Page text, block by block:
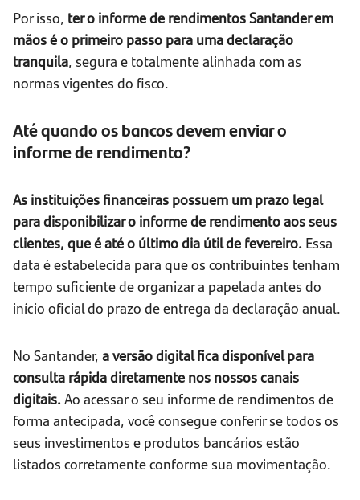
Por isso, ter o informe de rendimentos Santander em
mãos é o primeiro passo para uma declaração
tranquila, segura e totalmente alinhada com as
normas vigentes do fisco.
Até quando os bancos devem enviar o
informe de rendimento?
As instituições financeiras possuem um prazo legal
para disponibilizar o informe de rendimento aos seus
clientes, que é até o último dia útil de fevereiro. Essa
data é estabelecida para que os contribuintes tenham
tempo suficiente de organizar a papelada antes do
início oficial do prazo de entrega da declaração anual.
No Santander, a versão digital fica disponível para
consulta rápida diretamente nos nossos canais
digitais. Ao acessar o seu informe de rendimentos de
forma antecipada, você consegue conferir se todos os
seus investimentos e produtos bancários estão
listados corretamente conforme sua movimentação.